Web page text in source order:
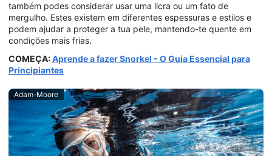
também podes considerar usar uma licra ou um fato de
mergulho. Estes existem em diferentes espessuras e estilos e
podem ajudar a proteger a tua pele, mantendo-te quente em
condições mais frias.
COMEÇA:Aprende a fazer Snorkel - O Guia Essencial para
Principiantes
Adam-Moore